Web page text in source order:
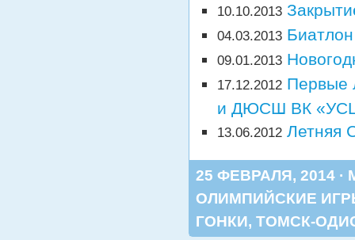
10.10.2013
04.03.2013
09.01.2013
17.12.2012 Первые
и ДЮСШ ВК
13.06.2012 Летняя
25 ФЕВРАЛЯ, 2014
ОЛИМПИЙСКИЕ
ГОНКИ, ТОМСК-